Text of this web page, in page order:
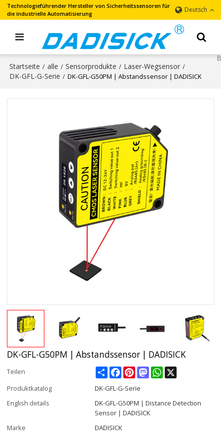
Technologieführender Hersteller von Sicherheitssensoren für
die industrielle Automatisierung
Deutsch
Startseite / alle / Sensorprodukte / Laser-Wegsensor /
DK-GFL-G-Serie / DK-GFL-G50PM | Abstandssensor | DADISICK
DK-GFL-G50PM | Abstandssensor | DADISICK
Teilen ShareFacebookPinterestMastodonWhatsApp
Produktkatalog
DK-GFL-G-Serie
English details
DK-GFL-G50PM | Distance Detection
Sensor | DADISICK
Marke
DADISICK